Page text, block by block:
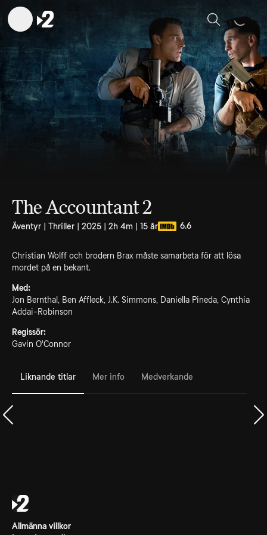
Sök
The Accountant 2
Äventyr | Thriller | 2025 | 2h 4m | 15 år 6.6
Christian Wolff och brodern Brax måste samarbeta för att lösa
mordet på en bekant.
Med:
Jon Bernthal, Ben Affleck, J.K. Simmons, Daniella Pineda, Cynthia
Addai-Robinson
Regissör:
Gavin O'Connor
Liknande titlar Mer info Medverkande
Allmänna villkor